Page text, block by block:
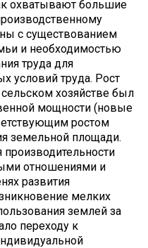
охватывают большие
с существованием
и необходимостью
труда для
условий труда. Рост
хозяйстве был
мощности (новые
ростом
земельной площади.
отношениями и
развития
мелких
землей за
переходу к